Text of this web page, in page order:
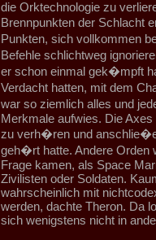
die Orktechnologie zu
Brennpunkten der Schlacht
Punkten, sich vollkommen
Befehle schlichtweg
er schon einmal gek�mpft
Verdacht hatten, mit dem
war so ziemlich alles und
Merkmale aufwies. Die
zu verh�ren und
geh�rt hatte. Andere
Frage kamen, als Space
Zivilisten oder Soldaten.
wahrscheinlich mit
werden, dachte Theron. Da
sich wenigstens nicht in